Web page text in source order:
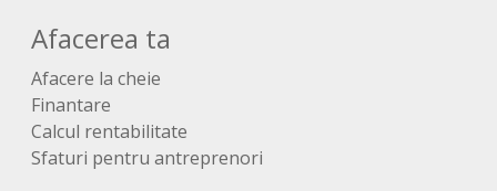
Afacerea ta
Afacere la cheie
Finantare
Calcul rentabilitate
Sfaturi pentru antreprenori